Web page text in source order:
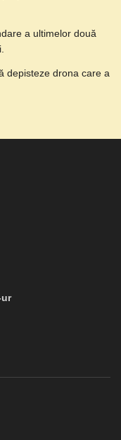
a ultimelor două
depisteze drona care a